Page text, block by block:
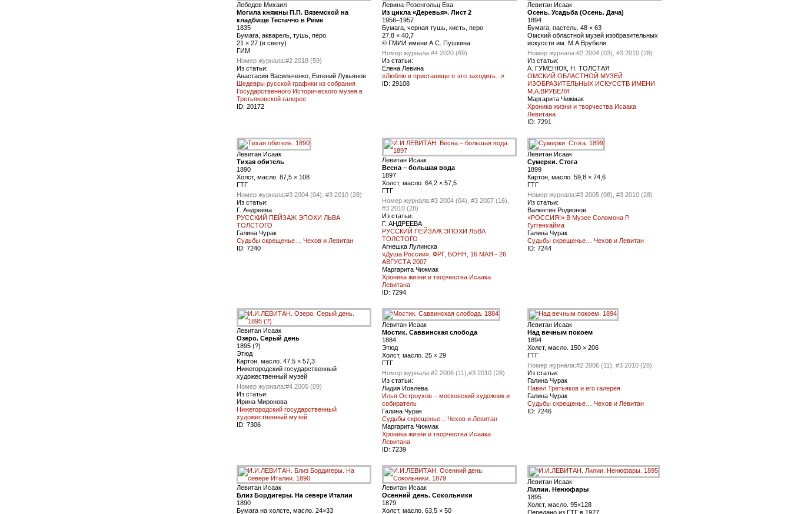
Лебедев Михаил
Могила княжны П.П. Вяземской на
кладбище Тестаччо в Риме
1835
Бумага, акварель, тушь, перо.
21 × 27 (в свету)
ГИМ
Номер журнала:#2 2018 (59)
Из статьи:
Анастасия Васильченко, Евгений Лукьянов
Шедевры русской графики из собрания
Государственного Исторического музея в
Третьяковской галерее
ID: 20172
Левина-Розенгольц Ева
Из цикла «Деревья». Лист 2
1956–1957
Бумага, черная тушь, кисть, перо
27,8 × 40,7
© ГМИИ имени А.С. Пушкина
Номер журнала:#4 2020 (69)
Из статьи:
Елена Левина
«Люблю в пристанище я это заходить...»
ID: 29108
Левитан Исаак
Осень. Усадьба (Осень. Дача)
1894
Бумага, пастель. 48 × 63
Омский областной музей изобразительных
искусств им. М.А.Врубеля
Номер журнала:#2 2004 (03), #3 2010 (28)
Из статьи:
А. ГУМЕНЮК, Н. ТОЛСТАЯ
ОМСКИЙ ОБЛАСТНОЙ МУЗЕЙ
ИЗОБРАЗИТЕЛЬНЫХ ИСКУССТВ ИМЕНИ
М.А.ВРУБЕЛЯ
Маргарита Чижмак
Хроника жизни и творчества Исаака
Левитана
ID: 7291
Левитан Исаак
Тихая обитель
1890
Холст, масло. 87,5 × 108
ГТГ
Номер журнала:#3 2004 (04), #3 2010 (28)
Из статьи:
Г. Андреева
РУССКИЙ ПЕЙЗАЖ ЭПОХИ ЛЬВА
ТОЛСТОГО
Галина Чурак
Судьбы скрещенье… Чехов и Левитан
ID: 7240
Левитан Исаак
Весна – большая вода
1897
Холст, масло. 64,2 × 57,5
ГТГ
Номер журнала:#3 2004 (04), #3 2007 (16),
#3 2010 (28)
Из статьи:
Г. АНДРЕЕВА
РУССКИЙ ПЕЙЗАЖ ЭПОХИ ЛЬВА
ТОЛСТОГО
Агнешка Лулинска
«Душа России», ФРГ, БОНН, 16 МАЯ - 26
АВГУСТА 2007
Маргарита Чижмак
Хроника жизни и творчества Исаака
Левитана
ID: 7294
Левитан Исаак
Сумерки. Стога
1899
Картон, масло. 59,8 × 74,6
ГТГ
Номер журнала:#3 2005 (08), #3 2010 (28)
Из статьи:
Валентин Родионов
«РОССИЯ!» В Музее Соломона Р.
Гуггенхайма
Галина Чурак
Судьбы скрещенье… Чехов и Левитан
ID: 7244
Левитан Исаак
Озеро. Серый день
1895 (?)
Этюд
Картон, масло. 47,5 × 57,3
Нижегородский государственный
художественный музей
Номер журнала:#4 2005 (09)
Из статьи:
Ирина Миронова
Нижегородский государственный
художественный музей
ID: 7306
Левитан Исаак
Мостик. Саввинская слобода
1884
Этюд
Холст, масло. 25 × 29
ГТГ
Номер журнала:#2 2006 (11),#3 2010 (28)
Из статьи:
Лидия Иовлева
Илья Остроухов – московский художник и
собиратель
Галина Чурак
Судьбы скрещенье... Чехов и Левитан
Маргарита Чижмак
Хроника жизни и творчества Исаака
Левитана
ID: 7239
Левитан Исаак
Над вечным покоем
1894
Холст, масло. 150 × 206
ГТГ
Номер журнала:#2 2006 (11), #3 2010 (28)
Из статьи:
Галина Чурак
Павел Третьяков и его галерея
Галина Чурак
Судьбы скрещенье… Чехов и Левитан
ID: 7246
Левитан Исаак
Близ Бордигеры. На севере Италии
1890
Бумага на холсте, масло. 24×33
Левитан Исаак
Осенний день. Сокольники
1879
Холст, масло. 63,5 × 50
Левитан Исаак
Лилии. Ненюфары
1895
Холст, масло. 95×128
Передано из ГТГ в 1927